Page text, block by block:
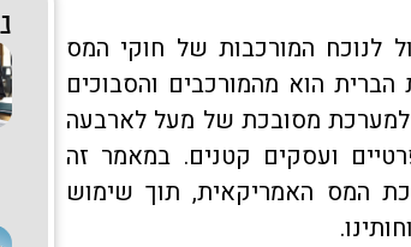
לנוכח המורכבות של חוקי המס
הוא מהמורכבים והסבוכים
למערכת מסובכת של מעל לארבעה
ועסקים קטנים. במאמר זה
המס האמריקאית, תוך שימוש